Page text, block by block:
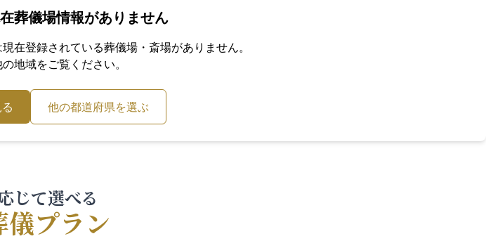
葬儀場情報がありません
現在登録されている葬儀場・斎場がありません。
地域をご覧ください。
他の都道府県を選ぶ
じて選べる
プラン